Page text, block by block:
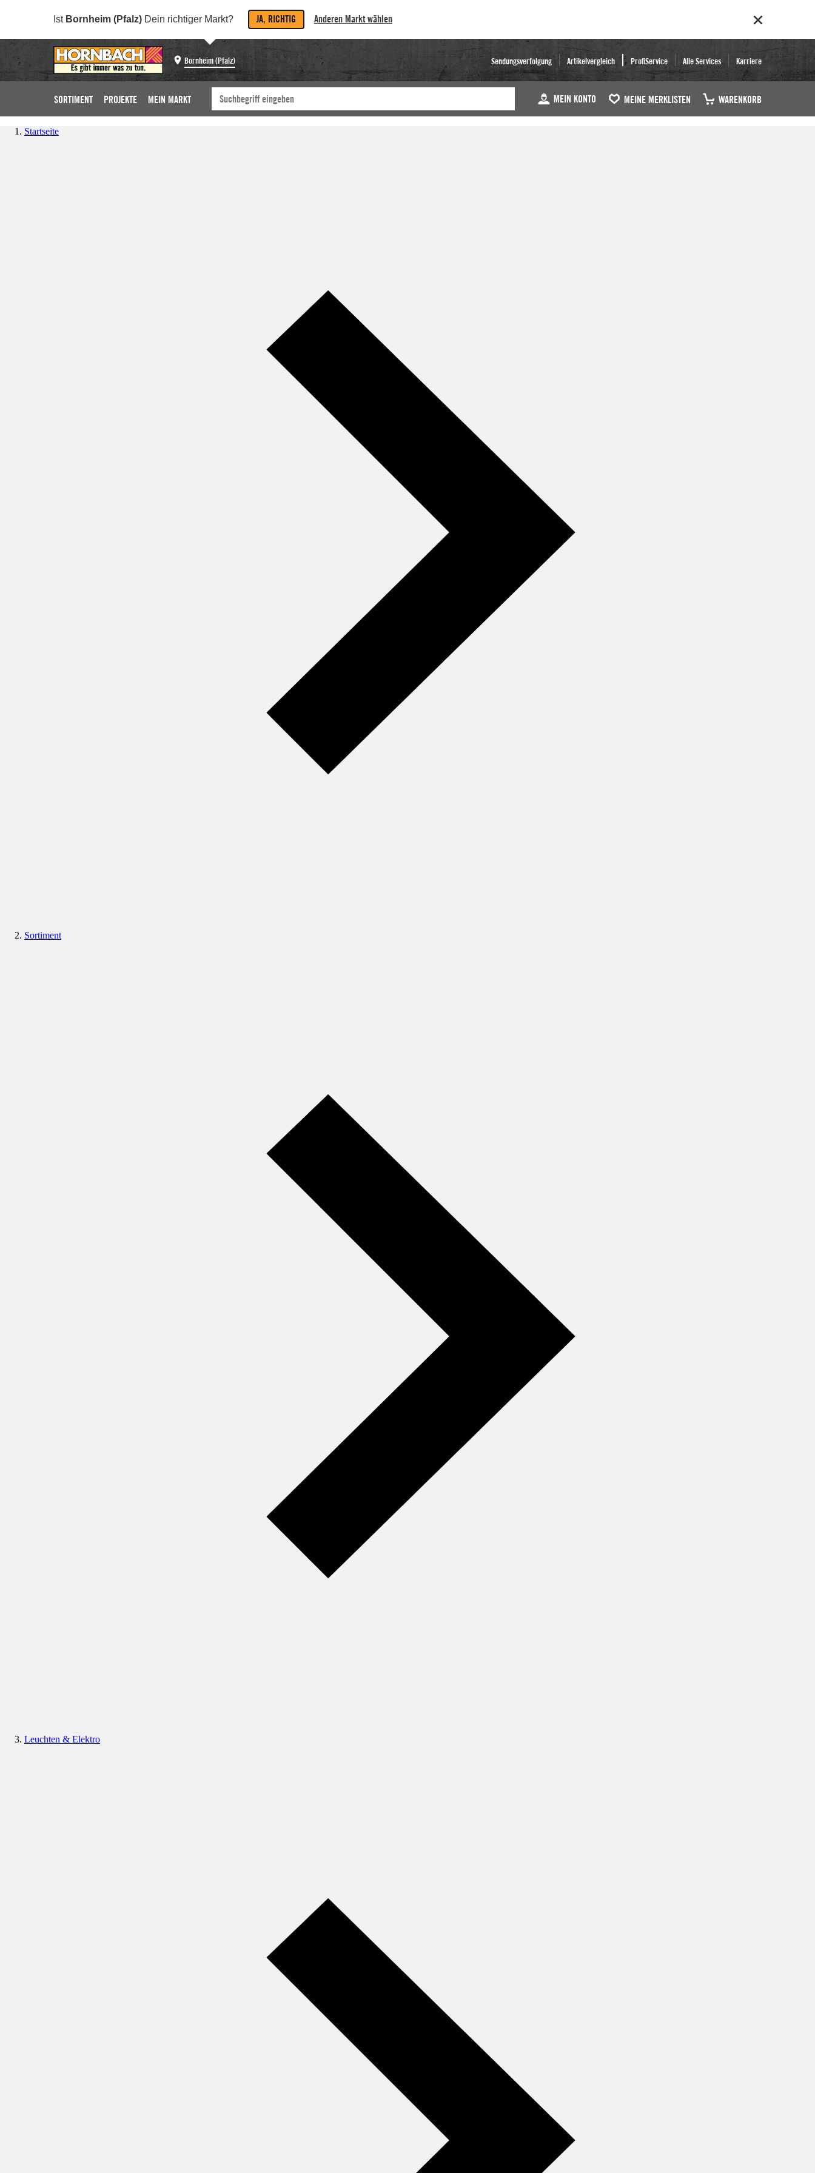
Ist Bornheim (Pfalz) Dein richtiger Markt? JA, RICHTIG Anderen Markt wählen
Bornheim (Pfalz) Sendungsverfolgung Artikelvergleich ProfiService Alle Services Karriere
SORTIMENT PROJEKTE MEIN MARKT MEIN KONTO MEINE MERKLISTEN WARENKORB
Startseite
Sortiment
Leuchten & Elektro